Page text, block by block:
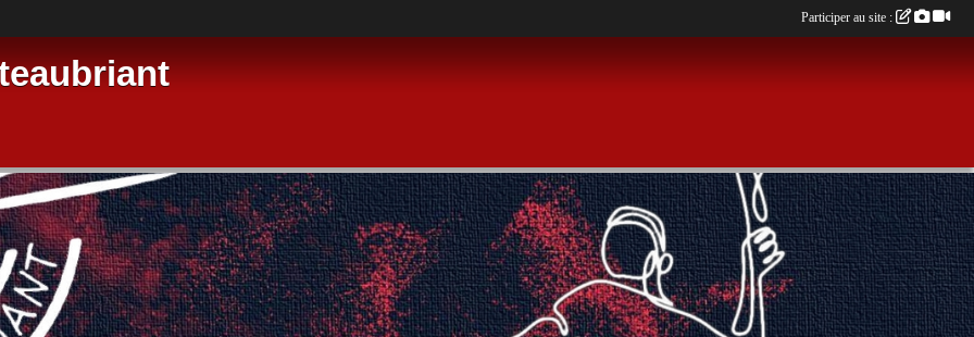
Participer au site :